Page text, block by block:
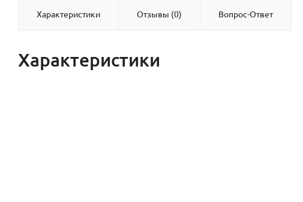
Характеристики Отзывы (0) Вопрос-Ответ
Характеристики